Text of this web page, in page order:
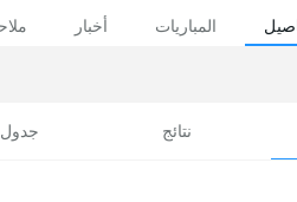
المباريات أخبار
نتائج جدول